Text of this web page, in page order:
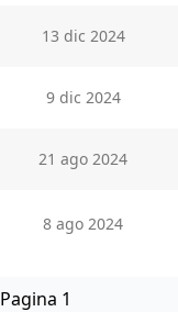
13 dic 2024
9 dic 2024
21 ago 2024
8 ago 2024
Pagina 1